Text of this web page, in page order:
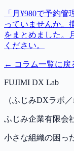
「月¥980で予約
っていませんか。
をまとめました。
ください。
← コラム一覧に戻
FUJIMI DX Lab
（ふじみDXラボ／
ふじみ企業有限会
小さな組織の困っ